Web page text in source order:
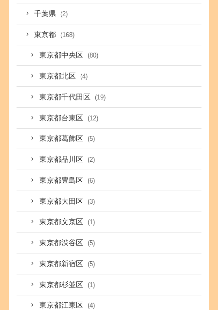
千葉県 (2)
東京都 (168)
東京都中央区 (80)
東京都北区 (4)
東京都千代田区 (19)
東京都台東区 (12)
東京都葛飾区 (5)
東京都品川区 (2)
東京都豊島区 (6)
東京都大田区 (3)
東京都文京区 (1)
東京都渋谷区 (5)
東京都新宿区 (5)
東京都杉並区 (1)
東京都江東区 (4)